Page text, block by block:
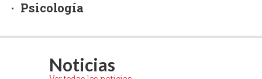
Psicología
Noticias